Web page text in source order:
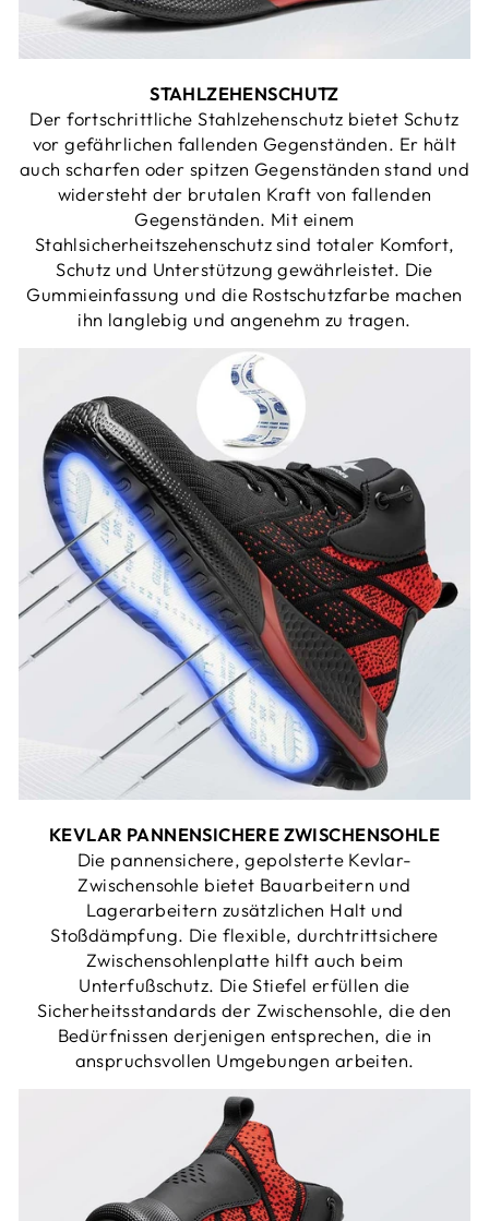
STAHLZEHENSCHUTZ
Der fortschrittliche Stahlzehenschutz bietet Schutz
vor gefährlichen fallenden Gegenständen. Er hält
auch scharfen oder spitzen Gegenständen stand und
widersteht der brutalen Kraft von fallenden
Gegenständen. Mit einem
Stahlsicherheitszehenschutz sind totaler Komfort,
Schutz und Unterstützung gewährleistet. Die
Gummieinfassung und die Rostschutzfarbe machen
ihn langlebig und angenehm zu tragen.
KEVLAR PANNENSICHERE ZWISCHENSOHLE
Die pannensichere, gepolsterte Kevlar-
Zwischensohle bietet Bauarbeitern und
Lagerarbeitern zusätzlichen Halt und
Stoßdämpfung. Die flexible, durchtrittsichere
Zwischensohlenplatte hilft auch beim
Unterfußschutz. Die Stiefel erfüllen die
Sicherheitsstandards der Zwischensohle, die den
Bedürfnissen derjenigen entsprechen, die in
anspruchsvollen Umgebungen arbeiten.